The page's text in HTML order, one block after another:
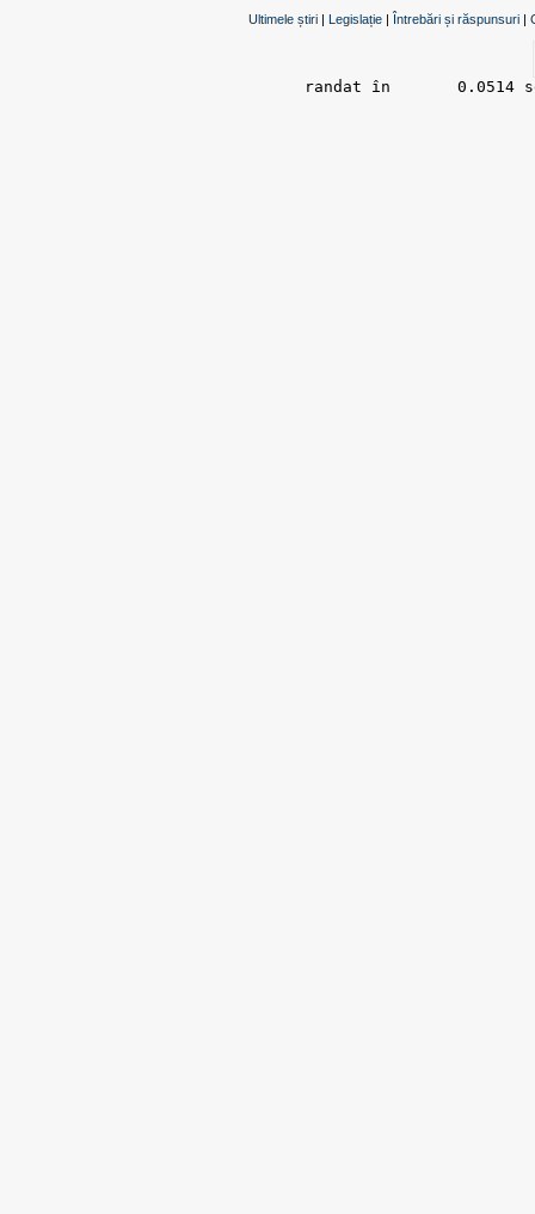
Ultimele știri | Legislație | Întrebări și răspunsuri |
randat în